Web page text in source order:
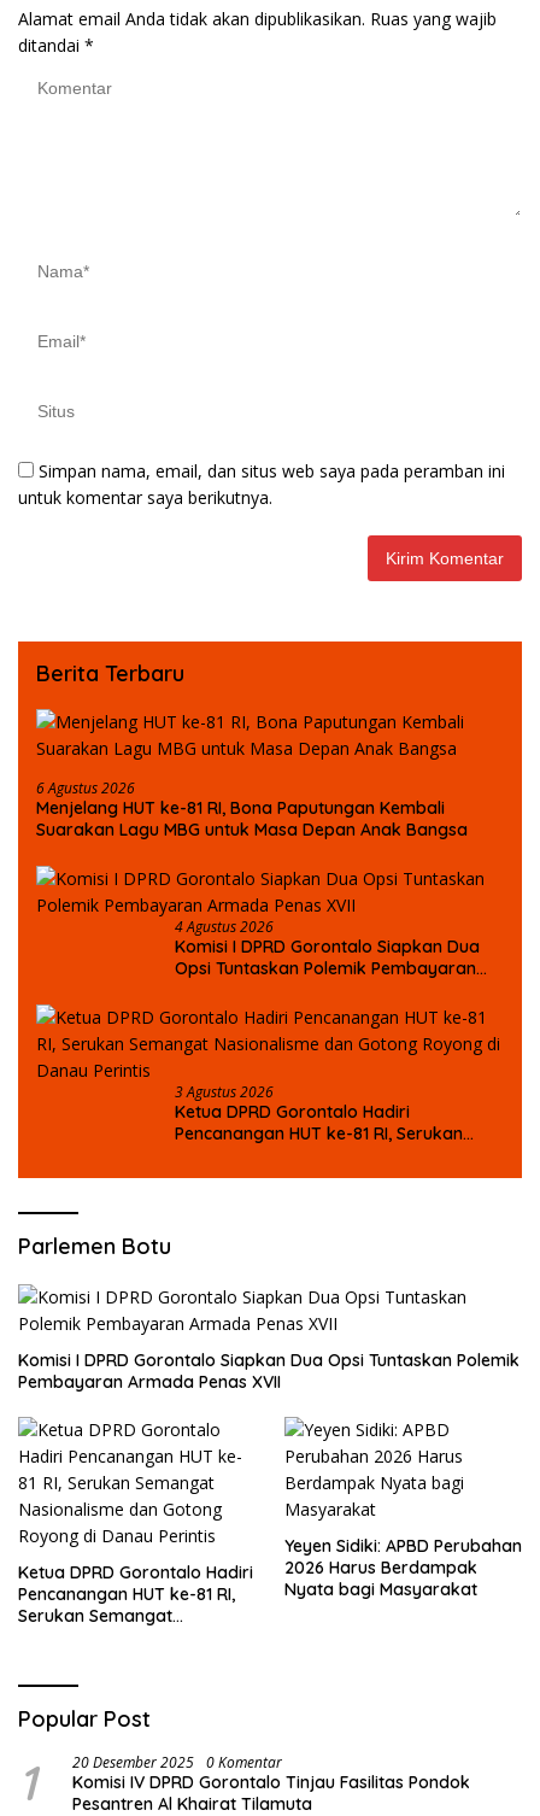
Alamat email Anda tidak akan dipublikasikan. Ruas yang wajib
ditandai *
Simpan nama, email, dan situs web saya pada peramban ini
untuk komentar saya berikutnya.
Berita Terbaru
6 Agustus 2026
Menjelang HUT ke-81 RI, Bona Paputungan Kembali
Suarakan Lagu MBG untuk Masa Depan Anak Bangsa
4 Agustus 2026
Komisi I DPRD Gorontalo Siapkan Dua
Opsi Tuntaskan Polemik Pembayaran
3 Agustus 2026
Ketua DPRD Gorontalo Hadiri
Pencanangan HUT ke-81 RI, Serukan
Royong di Danau Perintis
Parlemen Botu
Komisi I DPRD Gorontalo Siapkan Dua Opsi Tuntaskan Polemik
Pembayaran Armada Penas XVII
Ketua DPRD Gorontalo Hadiri
Pencanangan HUT ke-81 RI,
Serukan Semangat
Yeyen Sidiki: APBD Perubahan
2026 Harus Berdampak
Nyata bagi Masyarakat
Popular Post
1 20 Desember 2025 0 Komentar
Komisi IV DPRD Gorontalo Tinjau Fasilitas Pondok
Pesantren Al Khairat Tilamuta